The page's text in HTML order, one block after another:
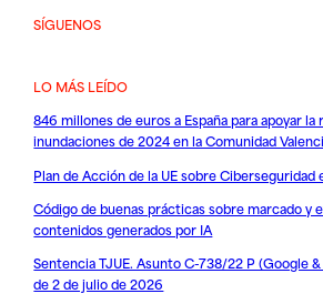
SÍGUENOS
LO MÁS LEÍDO
846 millones de euros a España para apoyar
inundaciones de 2024 en la Comunidad
Plan de Acción de la UE sobre
Código de buenas prácticas sobre marcado y
contenidos generados por IA
Sentencia TJUE. Asunto C-738/22 P (Google
de 2 de julio de 2026